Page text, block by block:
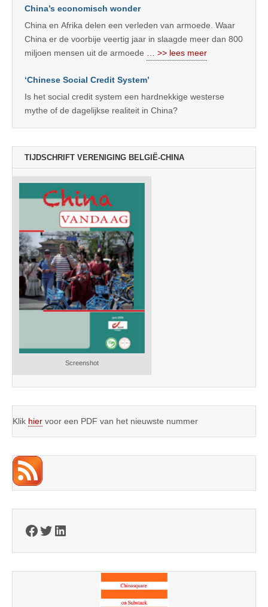
China’s economisch wonder
China en Afrika delen een verleden van armoede. Waar
China er de voorbije veertig jaar in slaagde meer dan 800
miljoen mensen uit de armoede
… >> lees meer
‘Chinese Social Credit System’
Is het social credit system een hardnekkige westerse
mythe of de dagelijkse realiteit in China?
TIJDSCHRIFT VERENIGING BELGIË-CHINA
Screenshot
Klik hier voor een PDF van het nieuwste nummer
Facebook
Twitter
LinkedIn